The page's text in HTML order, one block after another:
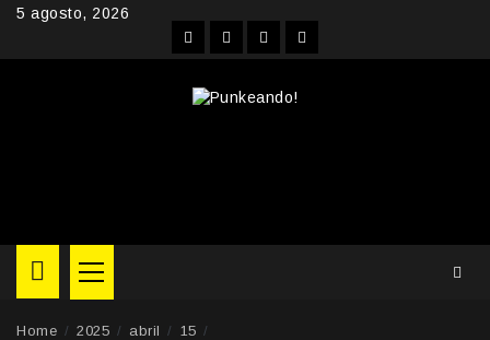
Skip5 agosto, 2026
FacebookInstagram
YouTubeTwitter
Primary
Menu
Home 2025 abril
15